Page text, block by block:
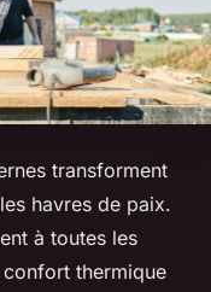
transforment
havres de paix.
à toutes les
thermique